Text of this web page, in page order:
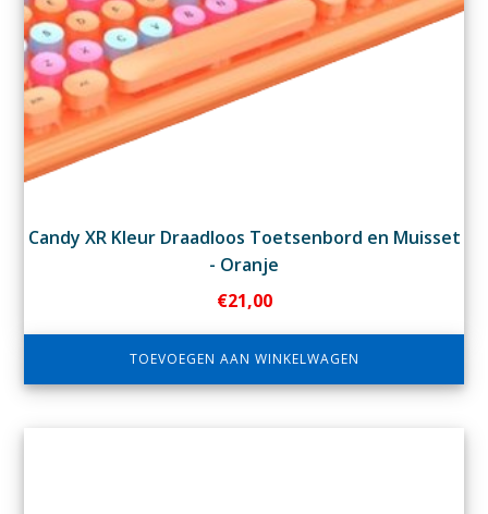
Candy XR Kleur Draadloos Toetsenbord en Muisset
- Oranje
€21,00
TOEVOEGEN AAN WINKELWAGEN